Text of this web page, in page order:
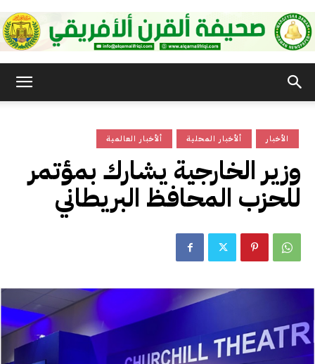
القرن
الأفريقي
ألأخبار العالمية ألأخبار المحلية الأخبار
وزير الخارجية يشارك بمؤتمر
للحزب المحافظ البريطاني